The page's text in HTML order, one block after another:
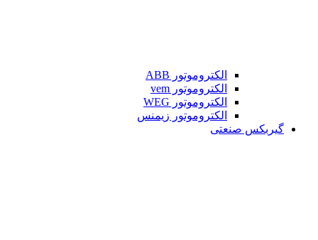
الکتروموتور ABB
الکتروموتور vem
الکتروموتور WEG
الکتروموتور زیمنس
گیربکس صنعتی